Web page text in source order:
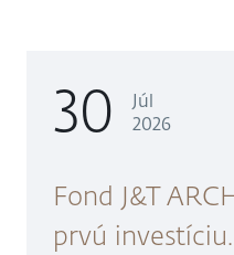
30
Júl
2026
Fond J&T
prvú